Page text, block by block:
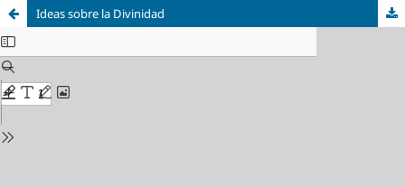
Ideas sobre la Divinidad